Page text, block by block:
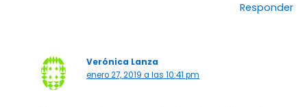
Responder
Verónica Lanza
enero 27, 2019 a las 10:41 pm